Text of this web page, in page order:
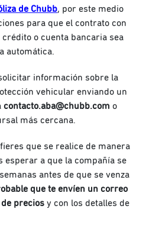
de Chubb, por este medio
para que el contrato con
o cuenta bancaria sea
automática.
información sobre la
vehicular enviando un
contacto.aba@chubb.com o
más cercana.
que se realice de manera
esperar a que la compañía se
antes de que se venza
que te envíen un correo
precios y con los detalles de